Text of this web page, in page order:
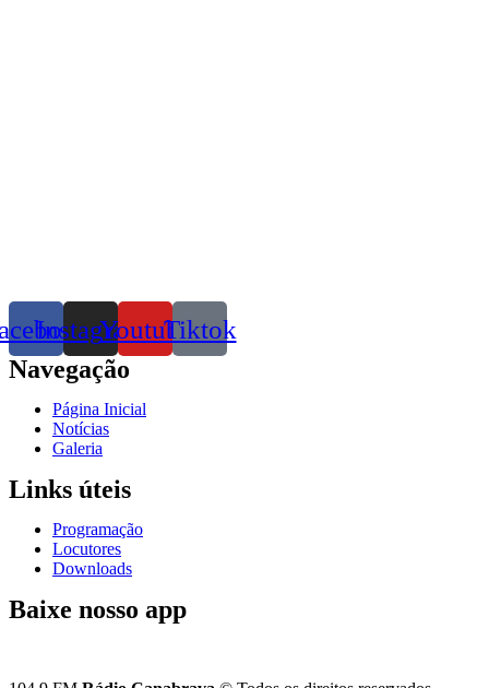
InstagramYoutubeTiktok
Navegação
Página Inicial
Notícias
Galeria
Links úteis
Programação
Locutores
Downloads
Baixe nosso app